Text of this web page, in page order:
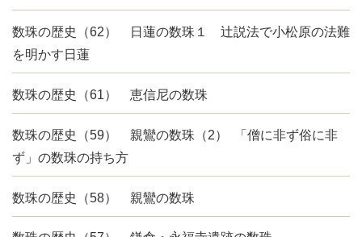
数珠の歴史（62） 日蓮の数珠１ 辻説法で小松原の法難
を明かす日蓮
数珠の歴史（61） 恵信尼の数珠
数珠の歴史（59） 親鸞の数珠（2） 「僧に非ず俗に非
ず」の数珠の持ち方
数珠の歴史（58） 親鸞の数珠